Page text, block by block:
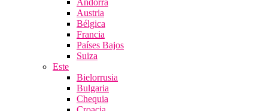
Andorra
Austria
Bélgica
Francia
Países Bajos
Suiza
Este
Bielorrusia
Bulgaria
Chequia